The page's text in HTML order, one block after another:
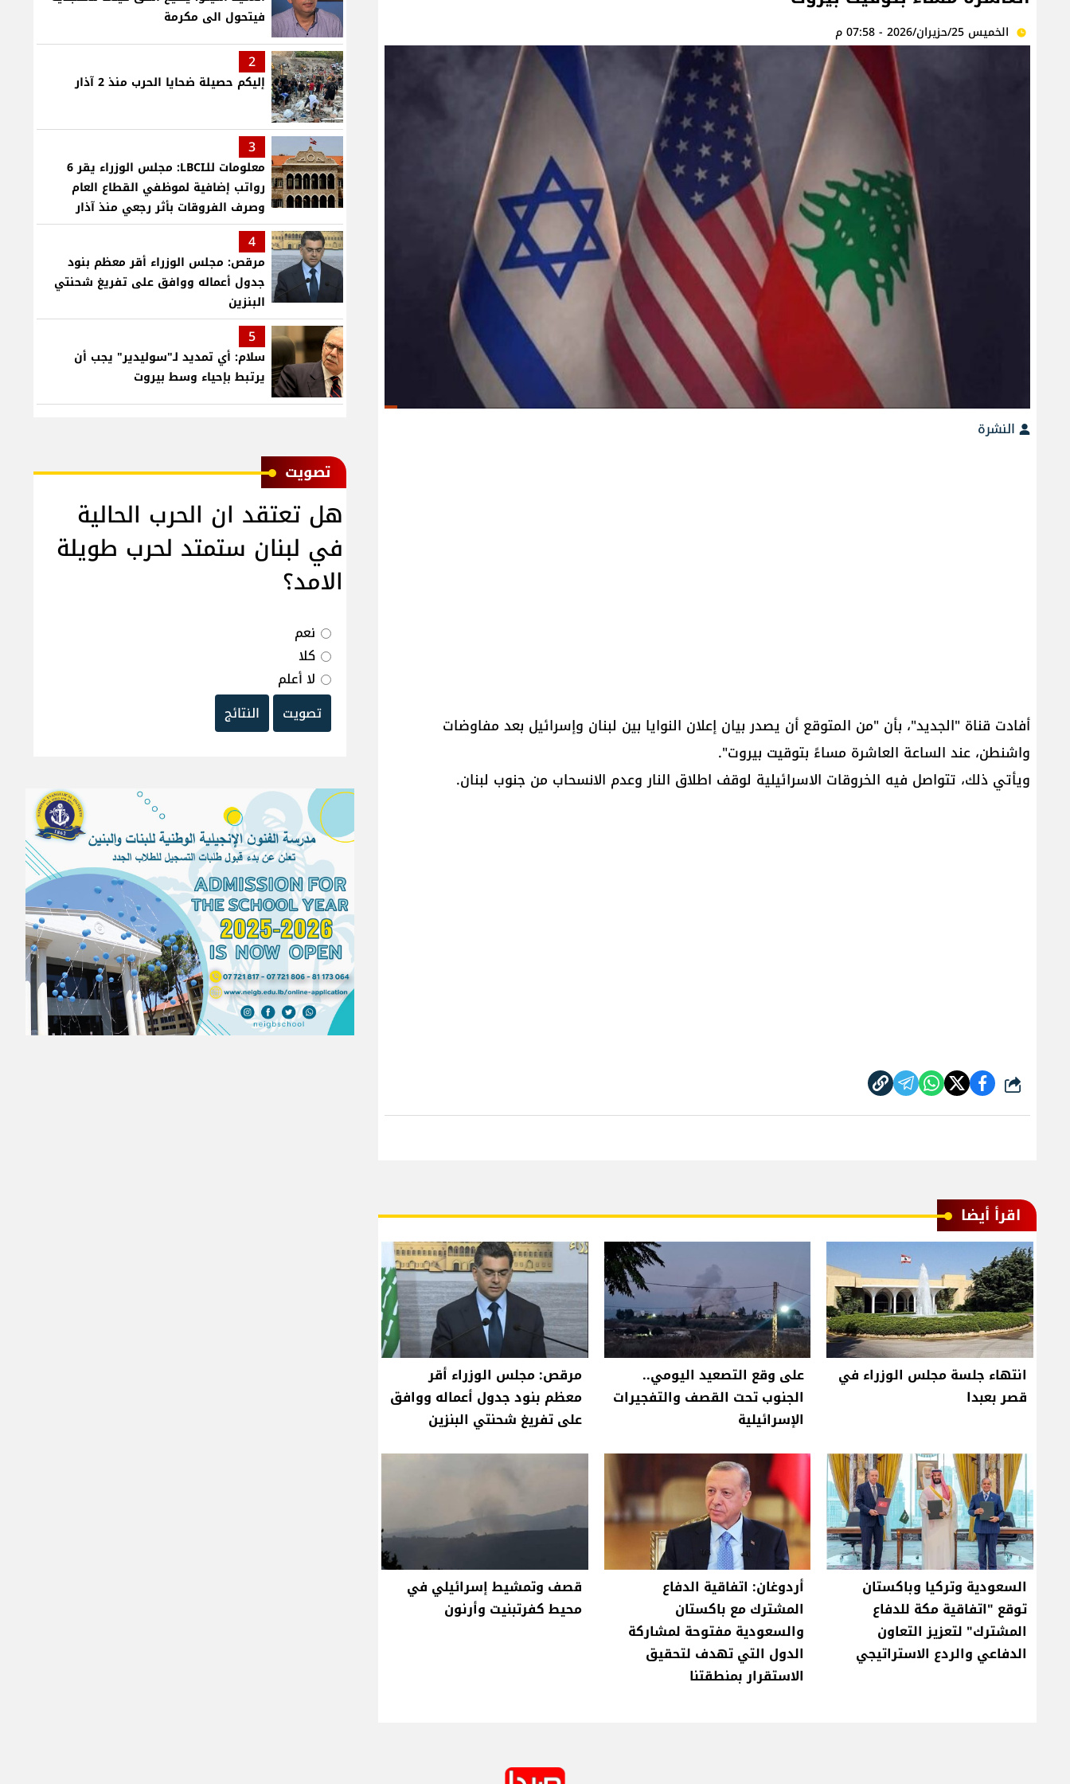
الخميس 25/حزيران/2026 - 07:58 م
النشرة
أفادت قناة "الجديد"، بأن "من المتوقع أن يصدر بيان إعلان النوايا بين ​لبنان​ و​إسرائيل​ بعد مفاوضات
واشنطن، عند الساعة العاشرة مساءً بتوقيت بيروت".
ويأتي ذلك، تتواصل فيه الخروقات الاسرائيلية لوقف اطلاق النار وعدم الانسحاب من جنوب لبنان.
شارك
اقرأ أيضا
انتهاء جلسة مجلس الوزراء في
قصر بعبدا
على وقع التصعيد اليومي..
الجنوب تحت القصف والتفجيرات
الإسرائيلية
مرقص: مجلس الوزراء أقر
معظم بنود جدول أعماله ووافق
على تفريغ شحنتي البنزين
السعودية وتركيا وباكستان
توقع "اتفاقية مكة للدفاع
المشترك" لتعزيز التعاون
الدفاعي والردع الاستراتيجي
أردوغان: اتفاقية الدفاع
المشترك مع باكستان
والسعودية مفتوحة لمشاركة
الدول التي تهدف لتحقيق
الاستقرار بمنطقتنا
قصف وتمشيط إسرائيلي في
محيط كفرتبنيت وأرنون
فيتحول الى مكرمة
2
إليكم حصيلة ضحايا الحرب منذ 2 آذار
3
معلومات للـLBCI: مجلس الوزراء يقر 6
رواتب إضافية لموظفي القطاع العام
وصرف الفروقات بأثر رجعي منذ آذار
4
مرقص: مجلس الوزراء أقر معظم بنود
جدول أعماله ووافق على تفريغ شحنتي
البنزين
5
سلام: أي تمديد لـ"سوليدير" يجب أن
يرتبط بإحياء وسط بيروت
ﺗﺼﻮﻳﺖ
هل تعتقد ان الحرب الحالية
في لبنان ستمتد لحرب طويلة
الامد؟
نعم
كلا
لا أعلم
تصويت
النتائج